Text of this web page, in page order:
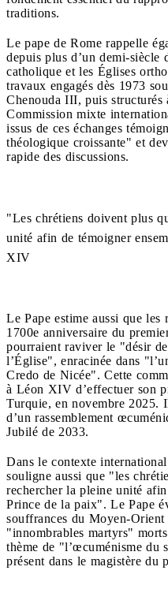
traditions.
Le pape de Rome rappelle
depuis plus d’un demi-siècle
catholique et les Églises
travaux engagés dès 1973
Chenouda III, puis structurés
Commission mixte
issus de ces échanges
théologique croissante" et
rapide des discussions.
"Les chrétiens doivent plus
unité afin de témoigner
XIV
Le Pape estime aussi que les
1700e anniversaire du
pourraient raviver le "désir
l’Église", enracinée dans
Credo de Nicée". Cette
à Léon XIV d’effectuer son
Turquie, en novembre 2025.
d’un rassemblement
Jubilé de 2033.
Dans le contexte
souligne aussi que "les
rechercher la pleine unité
Prince de la paix". Le Pape
souffrances du Moyen-
"innombrables martyrs"
thème de "l’œcuménisme du
présent dans le magistère du